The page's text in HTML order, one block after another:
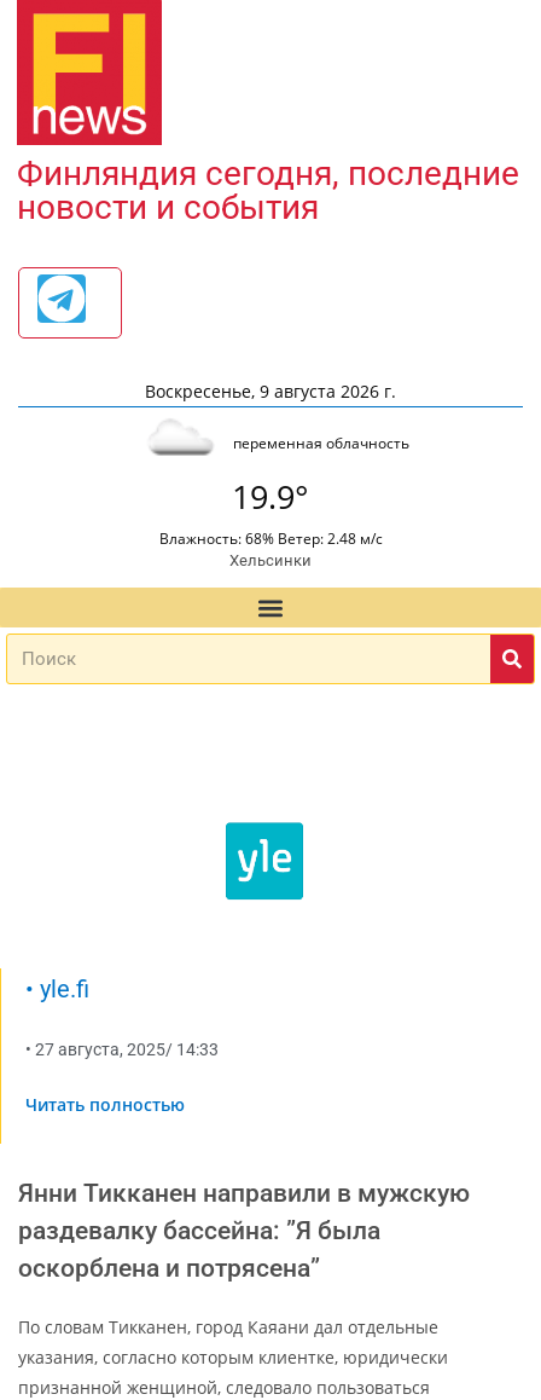
Финляндия сегодня, последние
новости и события
Воскресенье, 9 августа 2026 г.
переменная облачность
19.9°
Влажность: 68% Ветер: 2.48 м/с
Хельсинки
• yle.fi
• 27 августа, 2025/ 14:33
Читать полностью
Янни Тикканен направили в мужскую
раздевалку бассейна: ”Я была
оскорблена и потрясена”
По словам Тикканен, город Каяани дал отдельные
указания, согласно которым клиентке, юридически
признанной женщиной, следовало пользоваться